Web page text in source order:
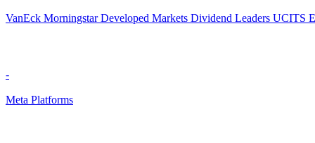
VanEck Morningstar Developed Markets Dividend Leaders UCITS
-
Meta Platforms